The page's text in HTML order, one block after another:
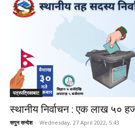
पत्रपत्रिकाबाट
स्थानीय निर्वाचन : एक लाख ५०
सगुन सन्देश - Wednesday, 27 April 2022, 5:43